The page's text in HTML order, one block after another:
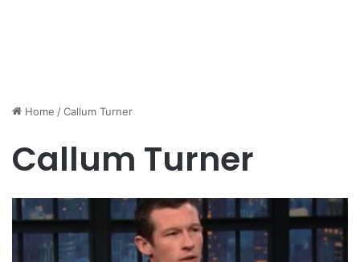
Home /Callum Turner
Callum Turner